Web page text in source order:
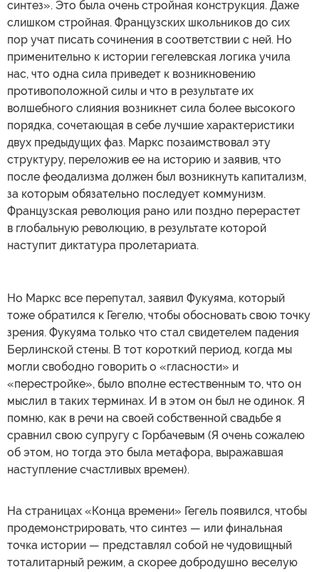
синтез». Это была очень стройная конструкция. Даже
слишком стройная. Французских школьников до сих
пор учат писать сочинения в соответствии с ней. Но
применительно к истории гегелевская логика учила
нас, что одна сила приведет к возникновению
противоположной силы и что в результате их
волшебного слияния возникнет сила более высокого
порядка, сочетающая в себе лучшие характеристики
двух предыдущих фаз. Маркс позаимствовал эту
структуру, переложив ее на историю и заявив, что
после феодализма должен был возникнуть капитализм,
за которым обязательно последует коммунизм.
Французская революция рано или поздно перерастет
в глобальную революцию, в результате которой
наступит диктатура пролетариата.
Но Маркс все перепутал, заявил Фукуяма, который
тоже обратился к Гегелю, чтобы обосновать свою точку
зрения. Фукуяма только что стал свидетелем падения
Берлинской стены. В тот короткий период, когда мы
могли свободно говорить о «гласности» и
«перестройке», было вполне естественным то, что он
мыслил в таких терминах. И в этом он был не одинок. Я
помню, как в речи на своей собственной свадьбе я
сравнил свою супругу с Горбачевым (Я очень сожалею
об этом, но тогда это была метафора, выражавшая
наступление счастливых времен).
На страницах «Конца времени» Гегель появился, чтобы
продемонстрировать, что синтез — или финальная
точка истории — представлял собой не чудовищный
тоталитарный режим, а скорее добродушно веселую